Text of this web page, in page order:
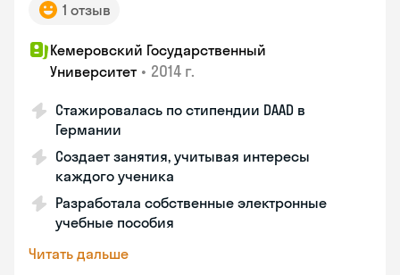
1 отзыв
Кемеровский Государственный
Университет • 2014 г.
Стажировалась по стипендии DAAD в
Германии
Создает занятия, учитывая интересы
каждого ученика
Разработала собственные электронные
учебные пособия
Читать дальше